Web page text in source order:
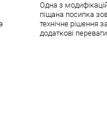
Одна з
піщана посипка
технічне рішення
додаткові